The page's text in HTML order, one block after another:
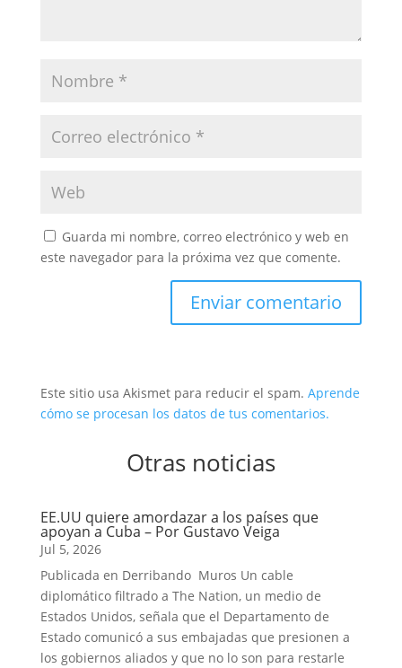
Guarda mi nombre, correo electrónico y web en
este navegador para la próxima vez que comente.
Enviar comentario
Este sitio usa Akismet para reducir el spam. Aprende
cómo se procesan los datos de tus comentarios.
Otras noticias
EE.UU quiere amordazar a los países que
apoyan a Cuba – Por Gustavo Veiga
Jul 5, 2026
Publicada en Derribando Muros Un cable
diplomático filtrado a The Nation, un medio de
Estados Unidos, señala que el Departamento de
Estado comunicó a sus embajadas que presionen a
los gobiernos aliados y que no lo son para restarle